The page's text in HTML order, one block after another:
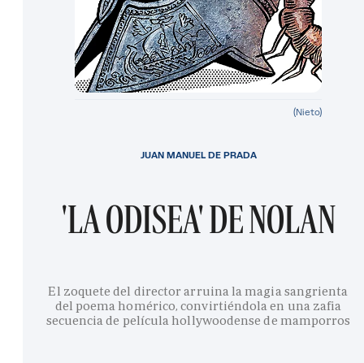
(Nieto)
'LA ODISEA' DE NOLAN
El zoquete del director arruina la magia sangrienta
del poema homérico, convirtiéndola en una zafia
secuencia de película hollywoodense de mamporros
JUAN MANUEL DE PRADA